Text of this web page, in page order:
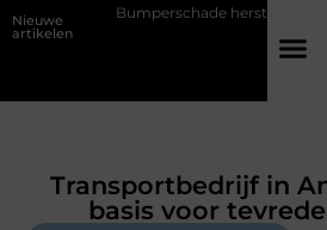
Nieuwe
artikelen
Bumperschade herstellen: repareren of
Transportbedrijf in
basis voor